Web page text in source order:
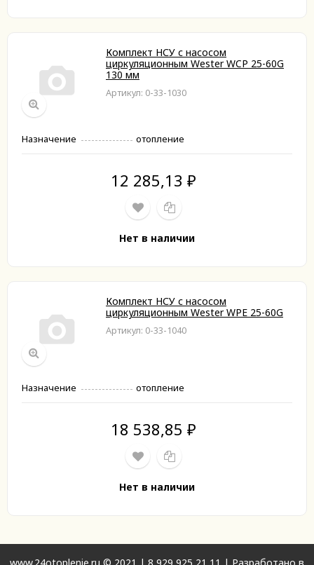
Комплект НСУ с насосом
циркуляционным Wester WCP 25-60G
130 мм
Артикул: 0-33-1030
Назначение отопление
12 285,13 ₽
Нет в наличии
Комплект НСУ с насосом
циркуляционным Wester WPE 25-60G
Артикул: 0-33-1040
Назначение отопление
18 538,85 ₽
Нет в наличии